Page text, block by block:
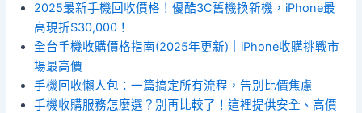
2025最新手機回收價格！優酷3C舊機換新機，iPhone最
高現折$30,000！
全台手機收購價格指南(2025年更新)｜iPhone收購挑戰市
場最高價
手機回收懶人包：一篇搞定所有流程，告別比價焦慮
手機收購服務怎麼選？別再比較了！這裡提供安全、高價